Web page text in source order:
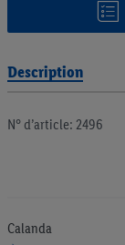
Description
N° d’article: 2496
Calanda